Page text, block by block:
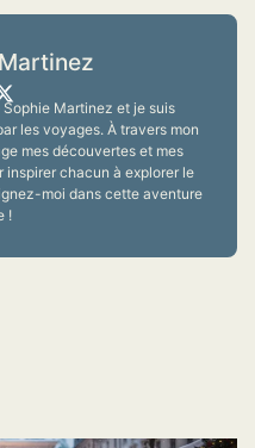
Martinez et je suis
les voyages. À travers mon
mes découvertes et mes
inspirer chacun à explorer le
moi dans cette aventure
!